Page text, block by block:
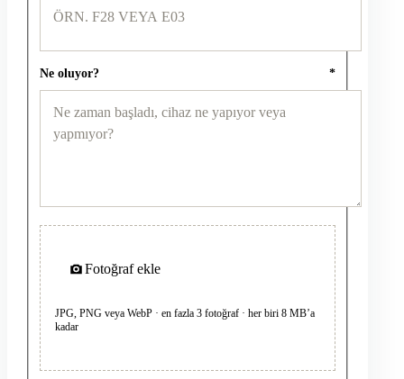
Ne oluyor? *
Fotoğraf ekle
JPG, PNG veya WebP · en fazla 3 fotoğraf · her biri 8 MB’a
kadar